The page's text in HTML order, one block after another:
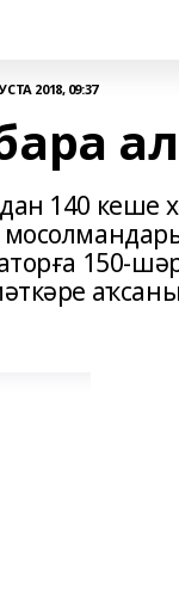
2018, 09:37
140 кеше
150-